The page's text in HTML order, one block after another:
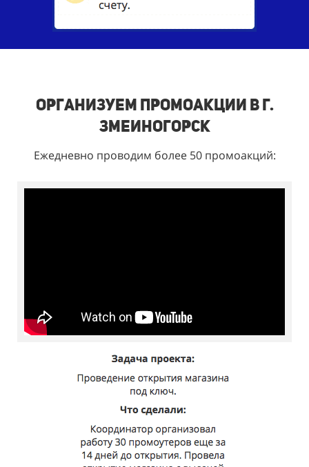
Организуем промоакции в г.
Змеиногорск
Ежедневно проводим более 50 промоакций: